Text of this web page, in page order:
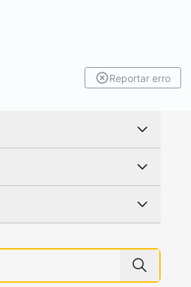
Reportar erro